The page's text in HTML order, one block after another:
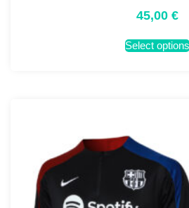
45,00 €
Select options